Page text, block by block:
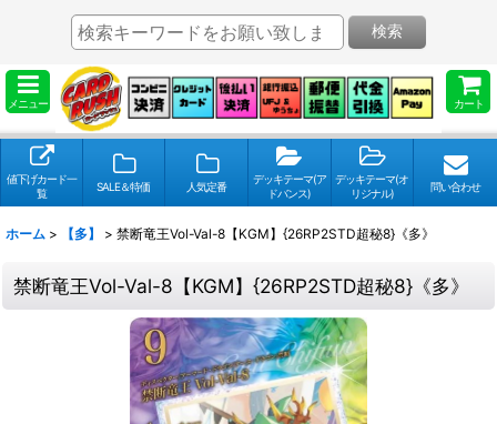
メニュー カート
検索
値下げカード一
覧
SALE＆特価 人気定番
デッキテーマ(ア
ドバンス)
デッキテーマ(オ
リジナル)
問い合わせ
ホーム > 【多】 > 禁断竜王Vol-Val-8【KGM】{26RP2STD超秘8}《多》
禁断竜王Vol-Val-8【KGM】{26RP2STD超秘8}《多》